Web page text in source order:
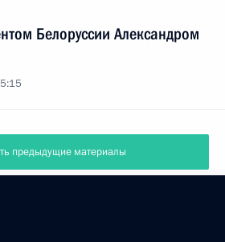
Белоруссии Александром
предыдущие материалы